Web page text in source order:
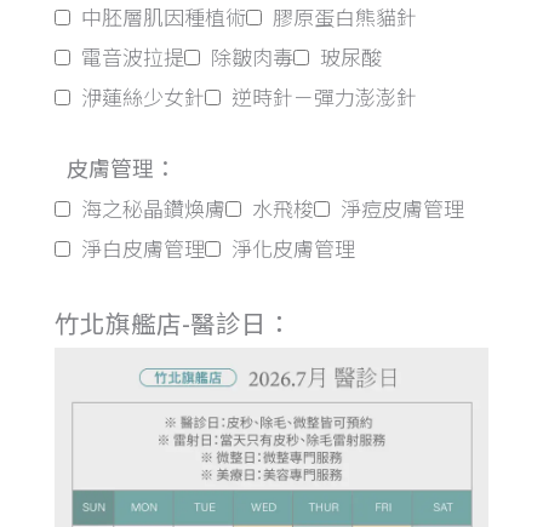
中胚層肌因種植術
膠原蛋白熊貓針
電音波拉提
除皺肉毒
玻尿酸
洢蓮絲少女針
逆時針－彈力澎澎針
皮膚管理：
海之秘晶鑽煥膚 水飛梭
淨痘皮膚管理
淨白皮膚管理
淨化皮膚管理
竹北旗艦店-醫診日：